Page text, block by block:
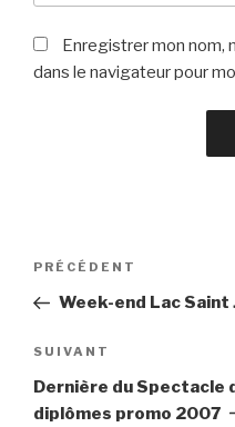
Enregistrer mon nom,
dans le navigateur pour
Navigation
l’article
Article
précédent
PRÉCÉDENT
Week-end Lac Saint
Article
suivant
SUIVANT
Dernière du Spectacle
diplômes promo 2007